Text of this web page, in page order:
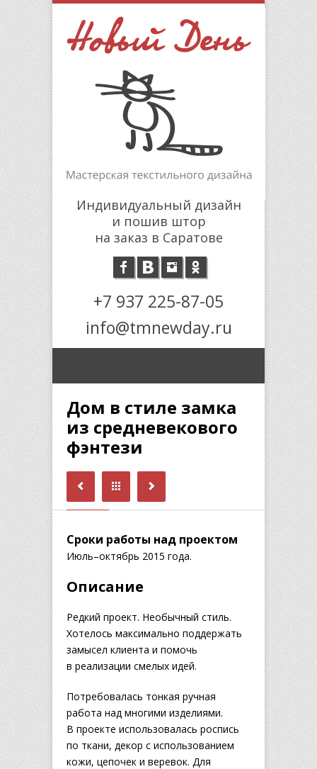
Индивидуальный дизайн
и пошив штор
на заказ в Саратове
+7 937 225-87-05
info@tmnewday.ru
Дом в стиле замка
из средневекового
фэнтези
Сроки работы над проектом
Июль–октябрь 2015 года.
Описание
Редкий проект. Необычный стиль.
Хотелось максимально поддержать
замысел клиента и помочь
в реализации смелых идей.
Потребовалась тонкая ручная
работа над многими изделиями.
В проекте использовалась роспись
по ткани, декор с использованием
кожи, цепочек и веревок. Для